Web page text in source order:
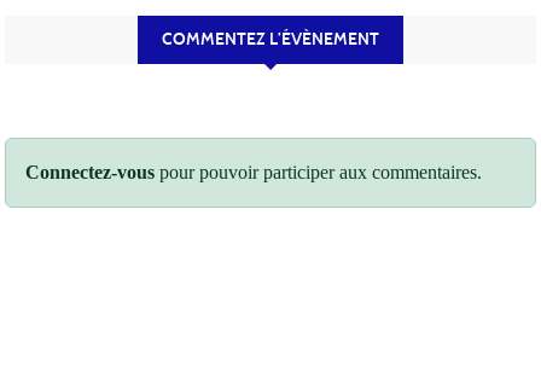
COMMENTEZ L’ÉVÈNEMENT
Connectez-vous pour pouvoir participer aux commentaires.